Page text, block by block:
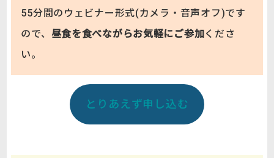
55分間のウェビナー形式(カメラ・音声オフ)です
ので、 昼食を食べながらお気軽にご参加くださ
い。
とりあえず申し込む